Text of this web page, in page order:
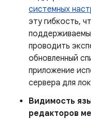
системных
эту гибкость,
проводить
обновленный
приложение
сервера для
Видимость
редакторов